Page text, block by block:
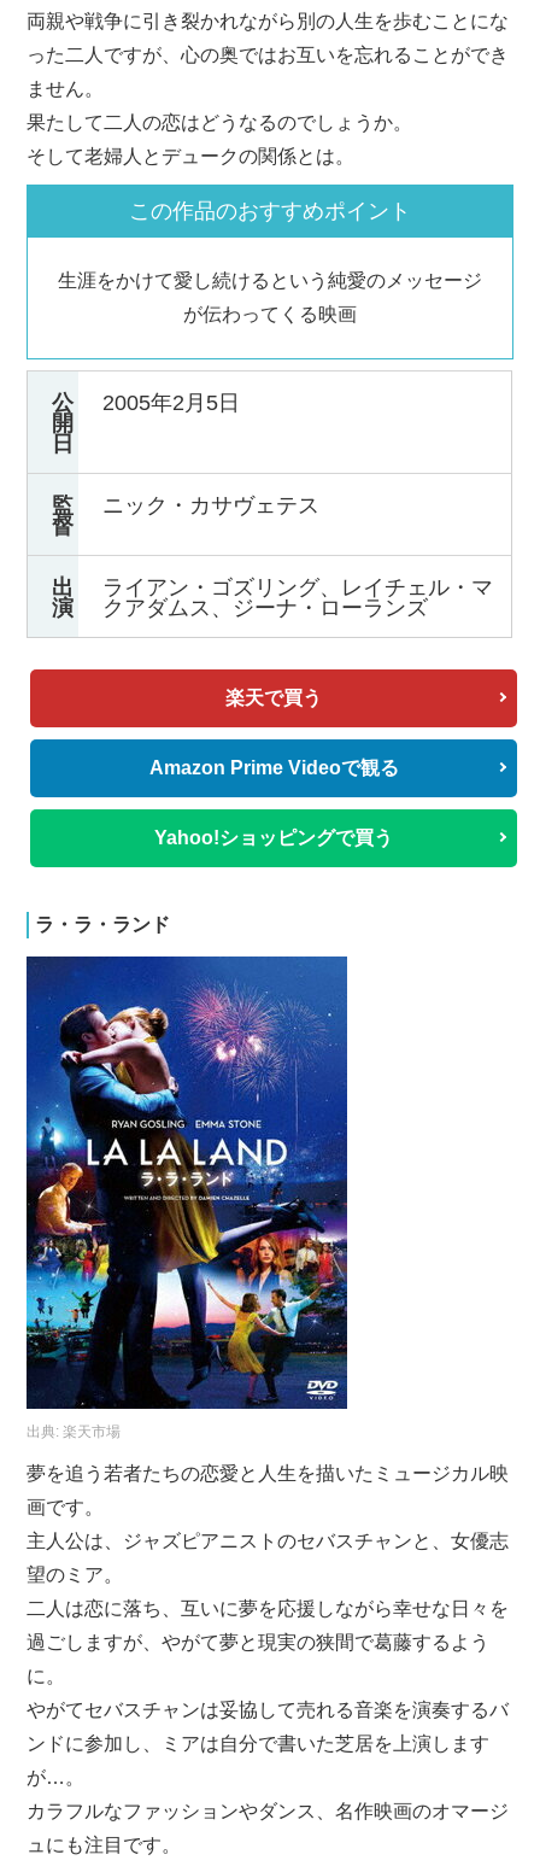
両親や戦争に引き裂かれながら別の人生を歩むことにな
った二人ですが、心の奥ではお互いを忘れることができ
ません。
果たして二人の恋はどうなるのでしょうか。
そして老婦人とデュークの関係とは。
この作品のおすすめポイント
生涯をかけて愛し続けるという純愛のメッセージ
が伝わってくる映画
公
開
日
2005年2月5日
監
督
ニック・カサヴェテス
出
演
ライアン・ゴズリング、レイチェル・マ
クアダムス、ジーナ・ローランズ
楽天で買う
Amazon Prime Videoで観る
Yahoo!ショッピングで買う
ラ・ラ・ランド
出典:楽天市場
夢を追う若者たちの恋愛と人生を描いたミュージカル映
画です。
主人公は、ジャズピアニストのセバスチャンと、女優志
望のミア。
二人は恋に落ち、互いに夢を応援しながら幸せな日々を
過ごしますが、やがて夢と現実の狭間で葛藤するよう
に。
やがてセバスチャンは妥協して売れる音楽を演奏するバ
ンドに参加し、ミアは自分で書いた芝居を上演します
が…。
カラフルなファッションやダンス、名作映画のオマージ
ュにも注目です。